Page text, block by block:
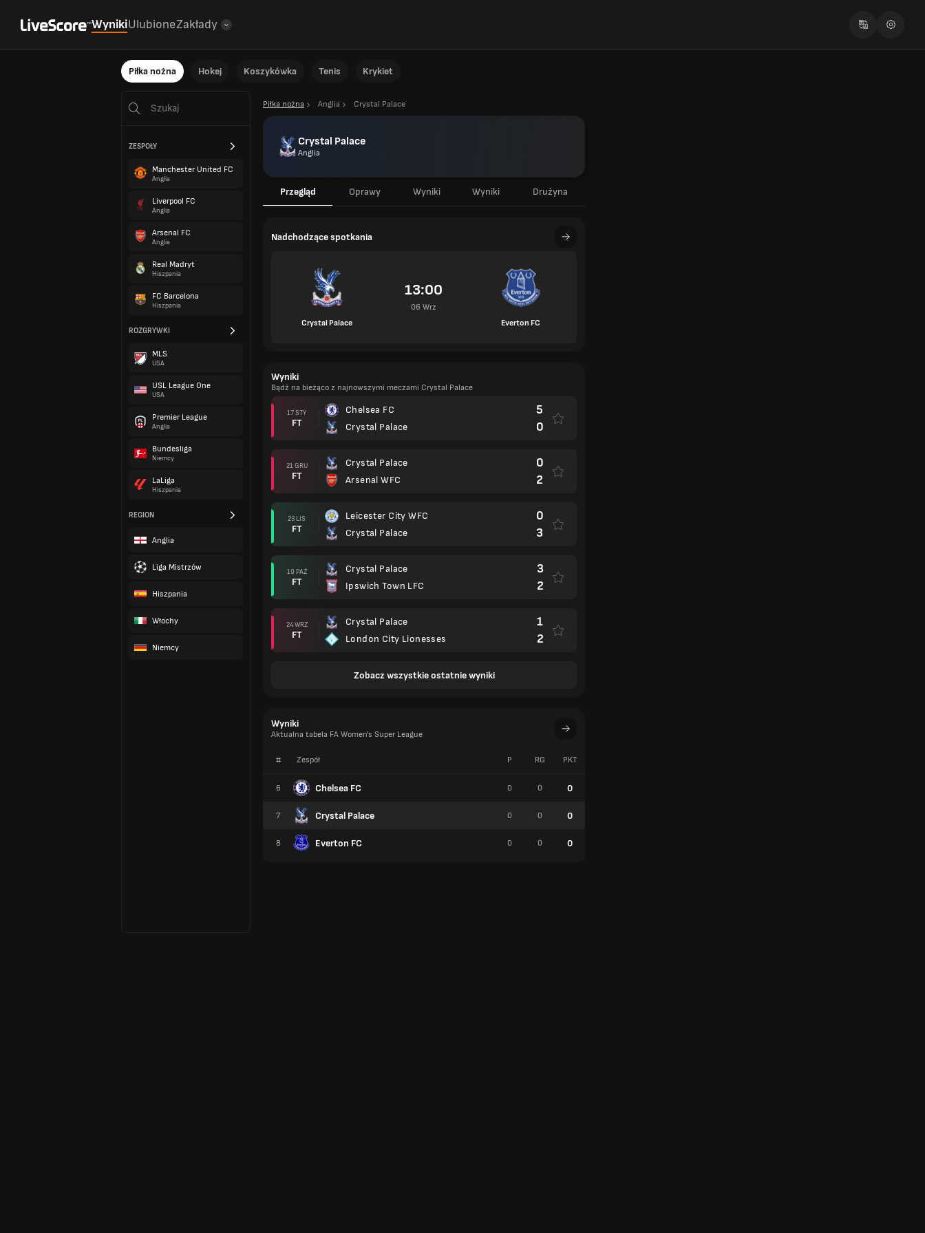
WynikiUlubioneZakłady
Piłka nożna Hokej Koszykówka Tenis Krykiet
ZESPOŁY
Manchester United FC
Anglia
Liverpool FC
Anglia
Arsenal FC
Anglia
Real Madryt
Hiszpania
FC Barcelona
Hiszpania
ROZGRYWKI
MLS
USA
USL League One
USA
Premier League
Anglia
Bundesliga
Niemcy
LaLiga
Hiszpania
REGION
Anglia
Liga Mistrzów
Hiszpania
Włochy
Niemcy
Piłka nożna Anglia Crystal Palace
Crystal Palace
Anglia
Przegląd Oprawy Wyniki Wyniki Drużyna
Nadchodzące spotkania
Crystal Palace
13:00
06 Wrz
Everton FC
Wyniki
Bądź na bieżąco z najnowszymi meczami Crystal Palace
17 STY
FT
Chelsea FC
Crystal Palace
5
0
21 GRU
FT
Crystal Palace
Arsenal WFC
0
2
23 LIS
FT
Leicester City WFC
Crystal Palace
0
3
19 PAŹ
FT
Crystal Palace
Ipswich Town LFC
3
2
24 WRZ
FT
Crystal Palace
London City Lionesses
1
2
Zobacz wszystkie ostatnie wyniki
Wyniki
Aktualna tabela FA Women's Super League
# Zespół
6 Chelsea FC
7 Crystal Palace
8 Everton FC
P RG PKT
0 0 0
0 0 0
0 0 0